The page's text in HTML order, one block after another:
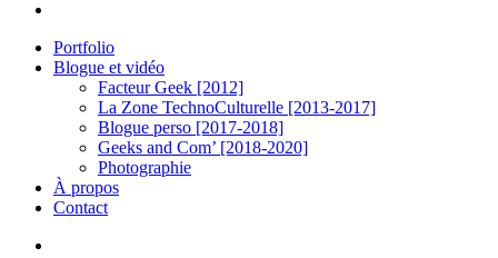
Portfolio
Blogue et vidéo
Facteur Geek [2012]
La Zone TechnoCulturelle [2013-2017]
Blogue perso [2017-2018]
Geeks and Com’ [2018-2020]
Photographie
À propos
Contact